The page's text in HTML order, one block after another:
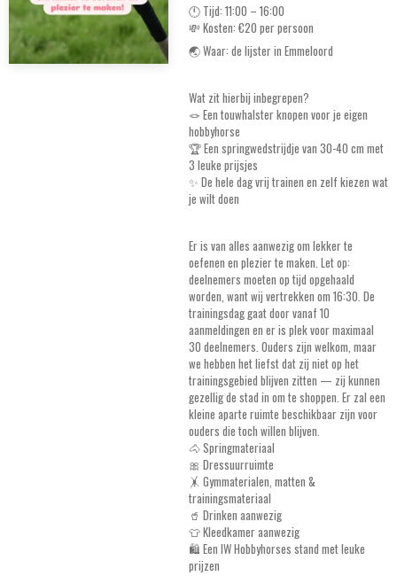
🕚 Tijd: 11:00 – 16:00
💸 Kosten: €20 per persoon
🌏 Waar: de lijster in Emmeloord
Wat zit hierbij inbegrepen?
🪢 Een touwhalster knopen voor je eigen
hobbyhorse
🏆 Een springwedstrijdje van 30-40 cm met
3 leuke prijsjes
✨ De hele dag vrij trainen en zelf kiezen wat
je wilt doen
Er is van alles aanwezig om lekker te
oefenen en plezier te maken. Let op:
deelnemers moeten op tijd opgehaald
worden, want wij vertrekken om 16:30. De
trainingsdag gaat door vanaf 10
aanmeldingen en er is plek voor maximaal
30 deelnemers. Ouders zijn welkom, maar
we hebben het liefst dat zij niet op het
trainingsgebied blijven zitten — zij kunnen
gezellig de stad in om te shoppen. Er zal een
kleine aparte ruimte beschikbaar zijn voor
ouders die toch willen blijven.
🐴 Springmateriaal
🎀 Dressuurruimte
🤸 Gymmaterialen, matten &
trainingsmateriaal
🥤 Drinken aanwezig
👕 Kleedkamer aanwezig
🛍️ Een IW Hobbyhorses stand met leuke
prijzen